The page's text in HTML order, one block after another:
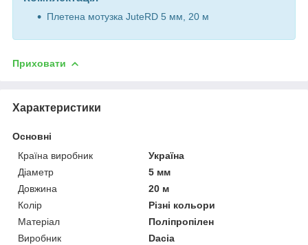
Плетена мотузка JuteRD 5 мм, 20 м
Приховати
Характеристики
Основні
Країна виробник
Україна
Діаметр
5 мм
Довжина
20 м
Колір
Різні кольори
Матеріал
Поліпропілен
Виробник
Dacia